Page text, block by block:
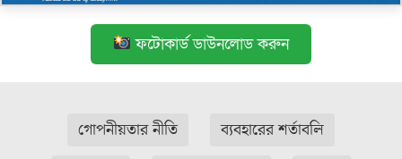
ফটোকার্ড ডাউনলোড করুন
গোপনীয়তার নীতি
ব্যবহারের শর্তাবলি